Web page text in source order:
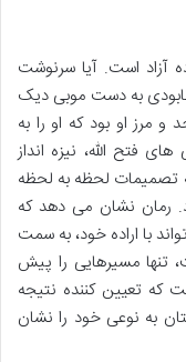
آزاد است. آیا سرنوشت
به دست موبی دیک
مرز او بود که او را به
فتح الله، نیزه انداز
تصمیمات لحظه به لحظه
رمان نشان می دهد که
با اراده خود، به سمت
تنها مسیرهایی را پیش
که تعیین کننده نتیجه
به نوعی خود را نشان